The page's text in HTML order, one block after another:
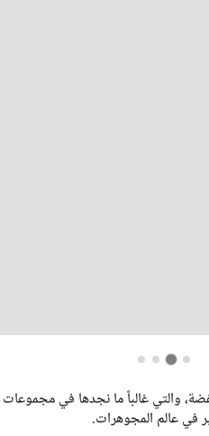
والتي غالباً ما نجدها في
في عالم المجوهرات.